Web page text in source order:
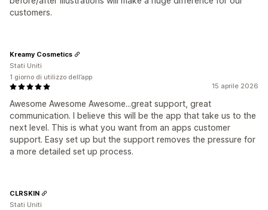
customers.
15 aprile 2026
Awesome Awesome Awesome...great support, great
communication. I believe this will be the app that take us to the
next level. This is what you want from an apps customer
support. Easy set up but the support removes the pressure for
a more detailed set up process.
Kreamy Cosmetics
Stati Uniti
1 giorno di utilizzo dell’app
CLRSKIN
Stati Uniti